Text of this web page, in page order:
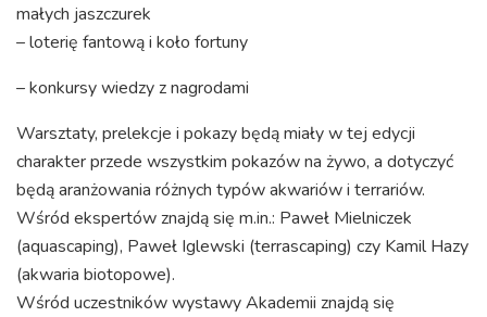
małych jaszczurek
– loterię fantową i koło fortuny
– konkursy wiedzy z nagrodami
Warsztaty, prelekcje i pokazy będą miały w tej edycji
charakter przede wszystkim pokazów na żywo, a dotyczyć
będą aranżowania różnych typów akwariów i terrariów.
Wśród ekspertów znajdą się m.in.: Paweł Mielniczek
(aquascaping), Paweł Iglewski (terrascaping) czy Kamil Hazy
(akwaria biotopowe).
Wśród uczestników wystawy Akademii znajdą się